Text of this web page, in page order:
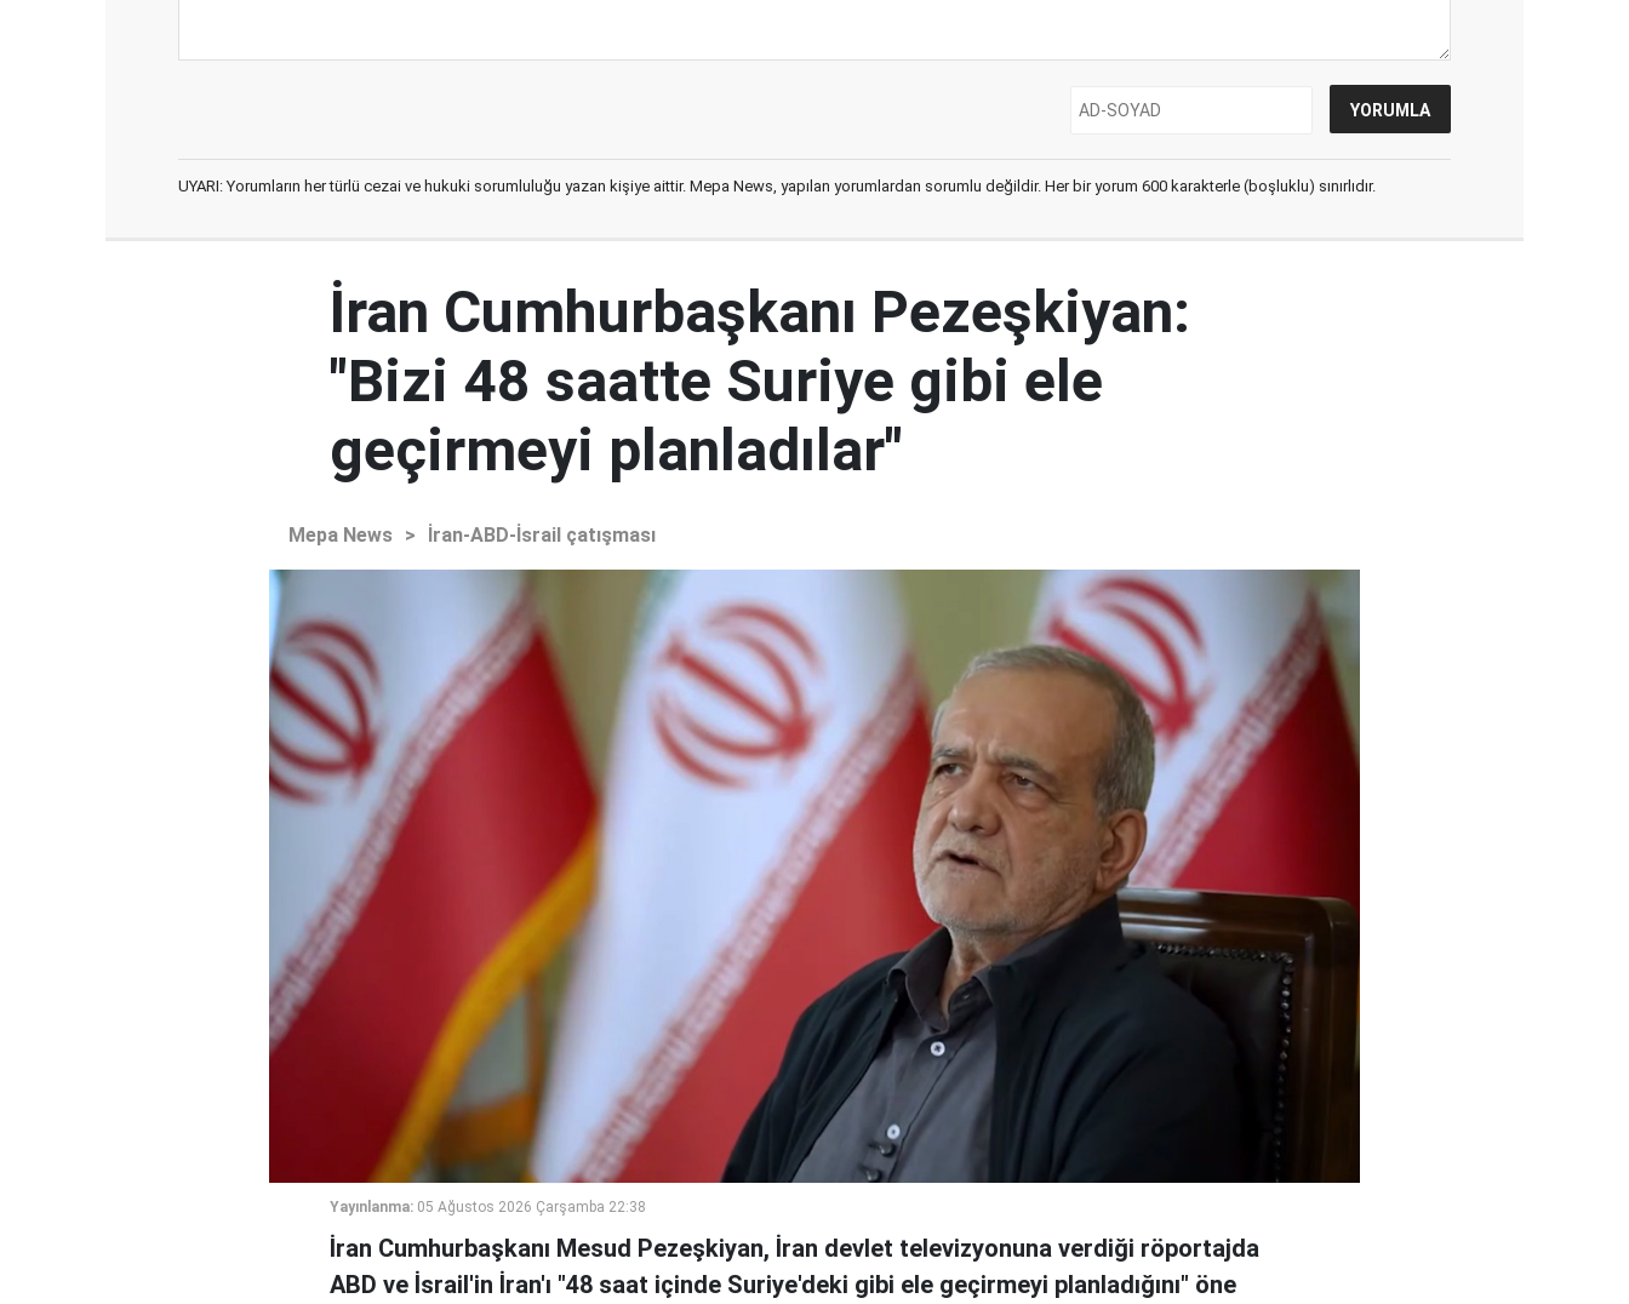
UYARI: Yorumların her türlü cezai ve hukuki sorumluluğu yazan kişiye aittir. Mepa News, yapılan yorumlardan sorumlu değildir. Her bir yorum 600 karakterle (boşluklu) sınırlıdır.
İran Cumhurbaşkanı Pezeşkiyan:
"Bizi 48 saatte Suriye gibi ele
geçirmeyi planladılar"
Mepa News > İran-ABD-İsrail çatışması
Yayınlanma: 05 Ağustos 2026 Çarşamba 22:38
İran Cumhurbaşkanı Mesud Pezeşkiyan, İran devlet televizyonuna verdiği röportajda
ABD ve İsrail'in İran'ı "48 saat içinde Suriye'deki gibi ele geçirmeyi planladığını" öne